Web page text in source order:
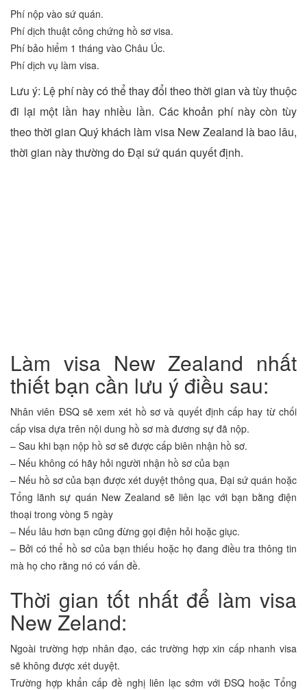
Phí nộp vào sứ quán.
Phí dịch thuật công chứng hồ sơ visa.
Phí bảo hiểm 1 tháng vào Châu Úc.
Phí dịch vụ làm visa.
Lưu ý: Lệ phí này có thể thay đổi theo thời gian và tùy thuộc
đi lại một lần hay nhiều lần. Các khoản phí này còn tùy
theo thời gian Quý khách làm visa New Zealand là bao lâu,
thời gian này thường do Đại sứ quán quyết định.
Làm visa New Zealand nhất
thiết bạn cần lưu ý điều sau:
Nhân viên ĐSQ sẽ xem xét hồ sơ và quyết định cấp hay từ chối
cấp visa dựa trên nội dung hồ sơ mà đương sự đã nộp.
– Sau khi bạn nộp hồ sơ sẽ được cấp biên nhận hồ sơ.
– Nếu không có hãy hỏi người nhận hồ sơ của bạn
– Nếu hồ sơ của bạn được xét duyệt thông qua, Đại sứ quán hoặc
Tổng lãnh sự quán New Zealand sẽ liên lạc với bạn bằng điện
thoại trong vòng 5 ngày
– Nếu lâu hơn bạn cũng đừng gọi điện hỏi hoặc giục.
– Bởi có thể hồ sơ của bạn thiếu hoặc họ đang điều tra thông tin
mà họ cho rằng nó có vấn đề.
Thời gian tốt nhất để làm visa
New Zeland:
Ngoài trường hợp nhân đạo, các trường hợp xin cấp nhanh visa
sẽ không được xét duyệt.
Trường hợp khẩn cấp đề nghị liên lạc sớm với ĐSQ hoặc Tổng